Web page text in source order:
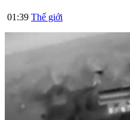
01:39 Thế giới